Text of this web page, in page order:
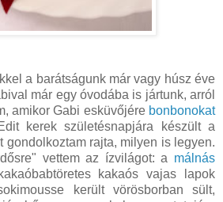
a barátságunk már vagy húsz éve
már egy óvodába is jártunk, arról
amikor Gabi esküvőjére bonbonokat
kerek születésnapjára készült a
gondolkoztam rajta, milyen is legyen.
vettem az ízvilágot: a málnás
kakaós vajas lapok
került vörösborban sült,